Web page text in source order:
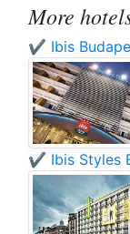
More
✔️ Ibis
✔️ Ibis Styles